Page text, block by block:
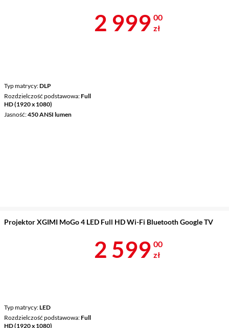
Typ matrycy DLP
Rozdzielczość podstawowa Full
HD (1920 x 1080)
Jasność 450 ANSI lumen
Cena 2 999 zł
2 999 00
zł
Projektor XGIMI MoGo 4 LED Full HD Wi-Fi Bluetooth Google TV
Typ matrycy LED
Rozdzielczość podstawowa Full
HD (1920 x 1080)
Cena 2 599 zł
2 599 00
zł